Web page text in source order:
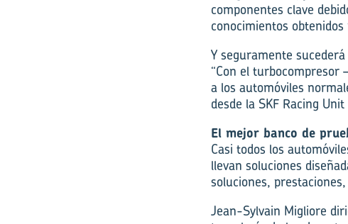
componentes clave
conocimientos
Y seguramente
“Con el turbocompresor
a los automóviles
desde la SKF Racing
El mejor banco de
Casi todos los
llevan soluciones
soluciones,
Jean-Sylvain Migliore